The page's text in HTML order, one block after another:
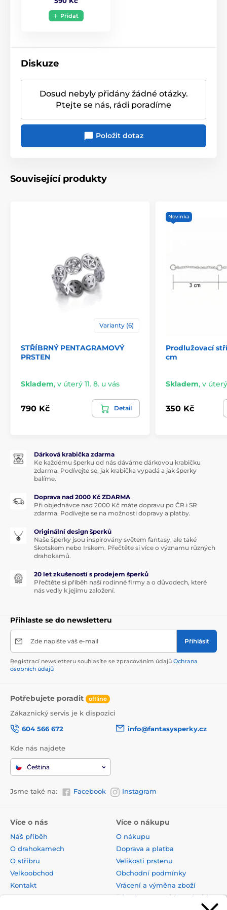
šperk s významem a osobitou symbolikou.
Univerzální doplněk
Perfektní dárek
: Skvělá volba pro milovníky
mystiky, duchovna a originálních šperků.
Přidejte tento stříbrný přívěsek Hadí pentagram s
granátemdo své šperkovnice a nechte se inspirovat
jeho silnou energií. Noste šperk, který nejen zdobí, ale
také vyjadřuje vaši osobnost, duchovní cestu a vnitřní
S průměrem cca 3 cm a hmotností cca 7 g je tento
závěs dokonalým doplňkem pro každou příležitost.
Přidat
Diskuze
Dosud nebyly přidány žádné otázky.
Ptejte se nás, rádi poradíme
Položit dotaz
Související produkty
Varianty (6)
STŘÍBRNÝ PENTAGRAMOVÝ
PRSTEN
Skladem, v úterý 11. 8. u vás
790 Kč Detail
Novinka
Prodlužovací
cm
Skladem, v úterý
350 Kč
Dárková krabička zdarma
Ke každému šperku od nás dáváme dárkovou krabičku
zdarma. Podívejte se, jak krabička vypadá a jak šperky
balíme.
Doprava nad 2000 Kč ZDARMA
Při objednávce nad 2000 Kč máte dopravu po ČR i SR
zdarma. Podívejte se na možnosti dopravy a platby.
Originální design šperků
Naše šperky jsou inspirovány světem fantasy, ale také
Skotskem nebo Irskem. Přečtěte si více o významu různých
drahokamů.
20 let zkušeností s prodejem šperků
Přečtěte si příběh naší rodinné firmy a o důvodech, které
nás vedly k jejímu založení.
Přihlaste se do newsletteru
Zde napište váš e-mail Přihlásit
Registrací newsletteru souhlasíte se zpracováním údajů Ochrana
osobních údajů
Potřebujete poradit offline
Zákaznický servis je k dispozici
604 566 672
info@fantasysperky.cz
Kde nás najdete
Čeština
Jsme také na: Facebook Instagram
Více o nás
Náš příběh
O drahokamech
O stříbru
Velkoobchod
Kontakt
Více o nákupu
O nákupu
Doprava a platba
Velikosti prstenu
Obchodní podmínky
Vrácení a výměna zboží
Zásady zpracování osobních